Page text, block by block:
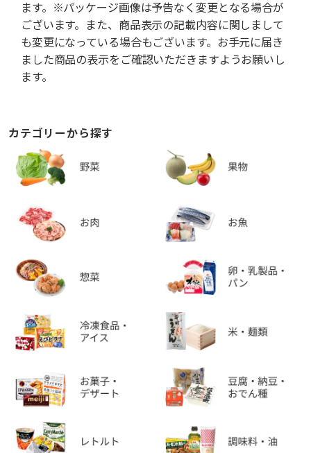
ます。※パッケージ画像は予告なく変更となる場合が
ございます。また、商品表示の記載内容に関しまして
も変更になっている場合もございます。お手元に届き
ました商品の表示をご確認いただきますようお願いし
ます。
カテゴリーから探す